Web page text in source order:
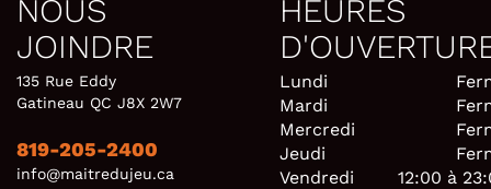
NOUS
JOINDRE
135 Rue Eddy
Gatineau QC J8X 2W7
819-205-2400
info@maitredujeu.ca
HEURES
Lundi
Mardi
Mercredi
Jeudi
Vendredi
12:00 à